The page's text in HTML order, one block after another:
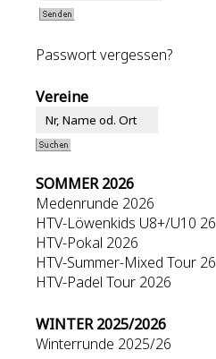
Passwort vergessen?
Vereine
SOMMER 2026
Medenrunde 2026
HTV-Löwenkids U8+/U10 26
HTV-Pokal 2026
HTV-Summer-Mixed Tour 26
HTV-Padel Tour 2026
WINTER 2025/2026
Winterrunde 2025/26